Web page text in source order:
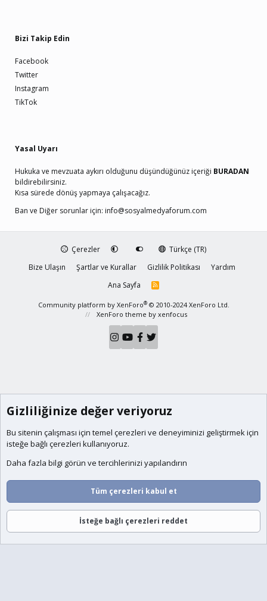
Bizi Takip Edin
Facebook
Twitter
Instagram
TikTok
Yasal Uyarı
Hukuka ve mevzuata aykırı olduğunu düşündüğünüz içeriği BURADAN
bildirebilirsiniz.
Kısa sürede dönüş yapmaya çalışacağız.
Ban ve Diğer sorunlar için: info@sosyalmedyaforum.com
Çerezler
Türkçe (TR)
Bize Ulaşın
Şartlar ve Kurallar Gizlilik Politikası
Yardım
Ana Sayfa
R
S
Community platform by XenForo® © 2010-2024 XenForo Ltd.
XenForo theme by xenfocus
Gizliliğinize değer veriyoruz
Bu sitenin çalışması için temel çerezleri ve deneyiminizi geliştirmek için
isteğe bağlı çerezleri kullanıyoruz.
Daha fazla bilgi görün ve tercihlerinizi yapılandırın
Tüm çerezleri kabul et
İsteğe bağlı çerezleri reddet